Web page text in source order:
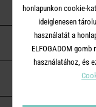
honlapunkon cookie-
ideiglenesen
használatát a
ELFOGADOM
használatához, és